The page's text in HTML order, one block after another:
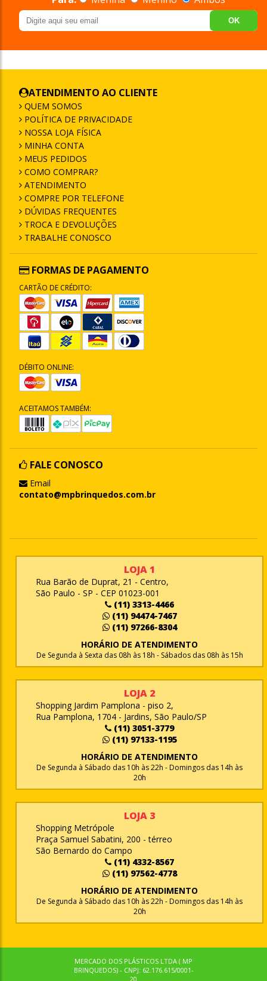
OK
ATENDIMENTO AO CLIENTE
QUEM SOMOS
POLÍTICA DE PRIVACIDADE
NOSSA LOJA FÍSICA
MINHA CONTA
MEUS PEDIDOS
COMO COMPRAR?
ATENDIMENTO
COMPRE POR TELEFONE
DÚVIDAS FREQUENTES
TROCA E DEVOLUÇÕES
TRABALHE CONOSCO
FORMAS DE PAGAMENTO
CARTÃO DE CRÉDITO:
DÉBITO ONLINE:
ACEITAMOS TAMBÉM:
FALE CONOSCO
Email
contato@mpbrinquedos.com.br
LOJA 1
Rua Barão de Duprat, 21 - Centro,
São Paulo - SP - CEP 01023-001
(11) 3313-4466
(11) 94474-7467
(11) 97266-8304
HORÁRIO DE ATENDIMENTO
De Segunda à Sexta das 08h às 18h - Sábados das 08h às 15h
LOJA 2
Shopping Jardim Pamplona - piso 2,
Rua Pamplona, 1704 - Jardins, São Paulo/SP
(11) 3051-3779
(11) 97133-1195
HORÁRIO DE ATENDIMENTO
De Segunda à Sábado das 10h às 22h - Domingos das 14h às
20h
LOJA 3
Shopping Metrópole
Praça Samuel Sabatini, 200 - térreo
São Bernardo do Campo
(11) 4332-8567
(11) 97562-4778
HORÁRIO DE ATENDIMENTO
De Segunda à Sábado das 10h às 22h - Domingos das 14h às
20h
MERCADO DOS PLÁSTICOS LTDA ( MP
BRINQUEDOS) - CNPJ: 62.176.615/0001-
20